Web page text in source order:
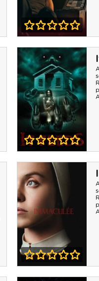
Vicious
It Feeds
Immaculée